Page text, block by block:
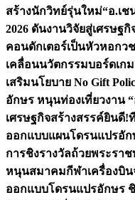
สร้างนักวิทย์รุ่นใหม่“อ.เช
2026 ดันงานวิจัยสู่เศรษฐกิ
คอนดักเตอร์เป็นหัวหอกว
เคลื่อนนวัตกรรมบอร์ดเก
เสริมนโยบาย No Gift
อักษร หนุนท่องเที่ยวงาน
เศรษฐกิจสร้างสรรค์ยินดี!
ออกแบบแผนโดรนแปรอัก
การชิงรางวัลถ้วยพระรา
หนุนสมาคมกีฬาเครื่องบิน
ออกแบบโดรนแปรอักษร